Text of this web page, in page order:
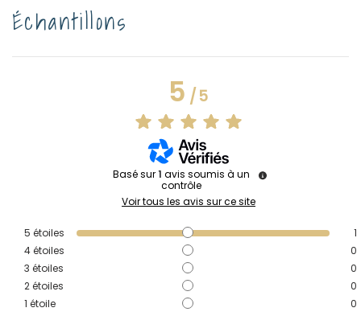
Échantillons
5/5
Basé sur1 avis soumis à un
contrôle
Voir tous les avis sur ce site
5 étoiles
1
4étoiles
0
3 étoiles
0
2étoiles
0
1 étoile 0